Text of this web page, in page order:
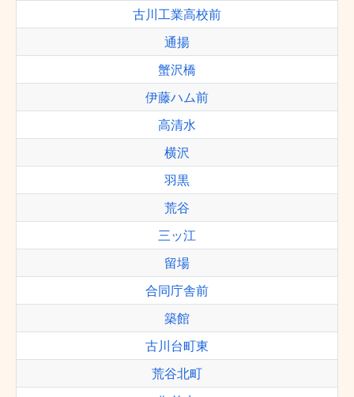
古川工業高校前
通揚
蟹沢橋
伊藤ハム前
高清水
横沢
羽黒
荒谷
三ッ江
留場
合同庁舎前
築館
古川台町東
荒谷北町